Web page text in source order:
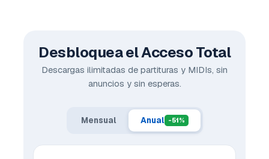
Desbloquea el Acceso Total
Descargas ilimitadas de partituras y MIDIs, sin
anuncios y sin esperas.
Mensual Anual -51%